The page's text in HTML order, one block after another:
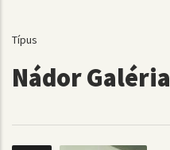
Típus
Nádor Galéria